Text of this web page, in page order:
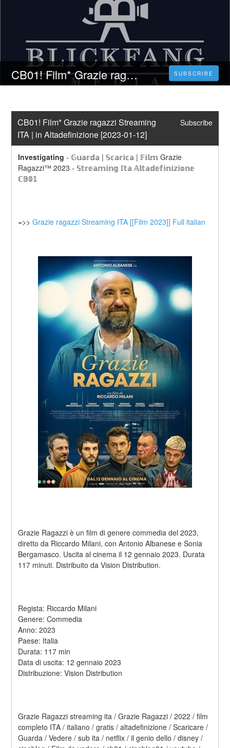
CB01! Film* Grazie ragazzi Streaming ITA | in Altadefinizione [2023-01-12] SUBSCRIBE
CB01! Film* Grazie ragazzi Streaming
ITA | in Altadefinizione [2023-01-12]
Subscribe
Investigating -𝔾𝕦𝕒𝕣𝕕𝕒 | 𝕊𝕔𝕒𝕣𝕚𝕔𝕒 | 𝔽𝕚𝕝𝕞 Grazie
Ragazzi™ 2023 - 𝕊𝕥𝕣𝕖𝕒𝕞𝕚𝕟𝕘 𝕀𝕥𝕒 𝔸𝕝𝕥𝕒𝕕𝕖𝕗𝕚𝕟𝕚𝕫𝕚𝕠𝕟𝕖
ℂ𝔹𝟘𝟙
=>> Grazie ragazzi Streaming ITA [[Film 2023]] Full italian
Grazie Ragazzi è un film di genere commedia del 2023,
diretto da Riccardo Milani, con Antonio Albanese e Sonia
Bergamasco. Uscita al cinema il 12 gennaio 2023. Durata
117 minuti. Distribuito da Vision Distribution.
Regista: Riccardo Milani
Genere: Commedia
Anno: 2023
Paese: Italia
Durata: 117 min
Data di uscita: 12 gennaio 2023
Distribuzione: Vision Distribution
Grazie Ragazzi streaming ita / Grazie Ragazzi / 2022 / film
completo ITA / italiano / gratis / altadefinizione / Scaricare /
Guarda / Vedere / sub ita / netflix / il genio dello / disney /